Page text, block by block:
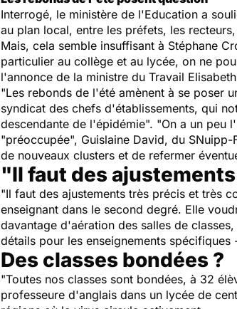
Interrogé, le ministère de l'Education a
au plan local, entre les préfets, les
Mais, cela semble insuffisant à Stéphane
particulier au collège et au lycée, on ne
l'annonce de la ministre du Travail
"Les rebonds de l'été amènent à se poser
syndicat des chefs d'établissements, qui
descendante de l'épidémie". "On a un peu
"préoccupée", Guislaine David, du
de nouveaux clusters et de refermer
"Il faut des
"Il faut des ajustements très précis et très
enseignant dans le second degré. Elle
davantage d'aération des salles de
détails pour les enseignements
Des classes bondées ?
"Toutes nos classes sont bondées, à 32
professeure d'anglais dans un lycée de